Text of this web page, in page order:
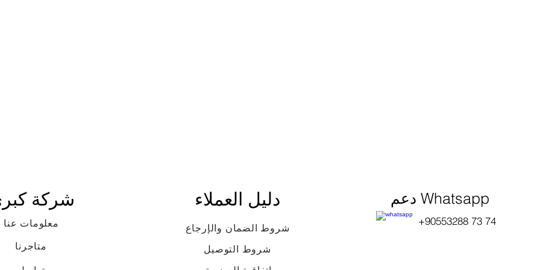
شركة
معلومات عنا
متاجرنا
دليل العملاء
شروط الضمان والإرجاع
شروط التوصيل
دعم Whatsapp
+90553288 73 74